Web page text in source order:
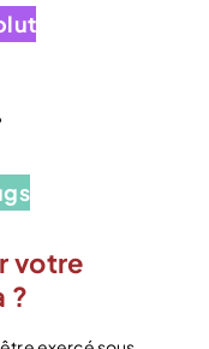
votre
?